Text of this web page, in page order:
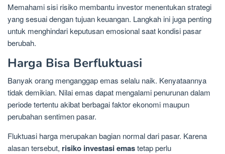
Memahami sisi risiko membantu investor menentukan strategi
yang sesuai dengan tujuan keuangan. Langkah ini juga penting
untuk menghindari keputusan emosional saat kondisi pasar
berubah.
Harga Bisa Berfluktuasi
Banyak orang menganggap emas selalu naik. Kenyataannya
tidak demikian. Nilai emas dapat mengalami penurunan dalam
periode tertentu akibat berbagai faktor ekonomi maupun
perubahan sentimen pasar.
Fluktuasi harga merupakan bagian normal dari pasar. Karena
alasan tersebut, risiko investasi emastetap perlu